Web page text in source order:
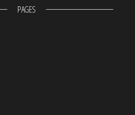
PAGES